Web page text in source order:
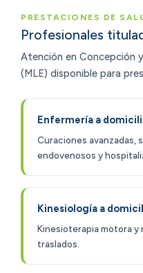
PRESTACIONES DE
Profesionales
Atención en Concepción
(MLE) disponible para
Enfermería a
Curaciones avanzadas,
endovenosos y
Kinesiología a
Kinesioterapia motora y
traslados.